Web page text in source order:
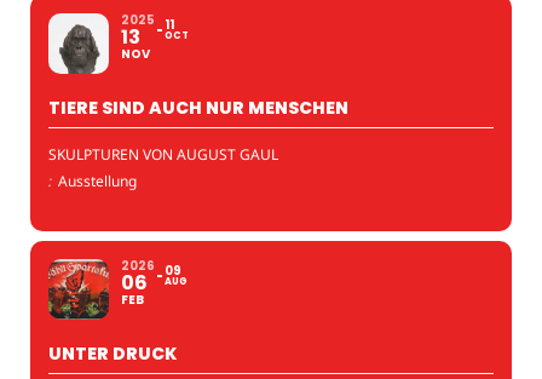
2025
13
NOV
11
OCT
TIERE SIND AUCH NUR MENSCHEN
SKULPTUREN VON AUGUST GAUL
: Ausstellung
2026
06
FEB
09
AUG
UNTER DRUCK